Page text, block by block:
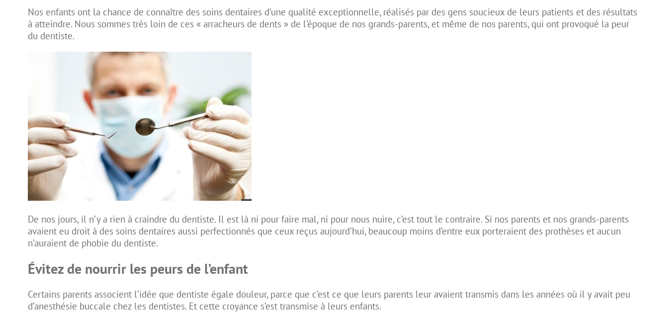
Nos enfants ont la chance de connaître des soins dentaires d’une qualité exceptionnelle, réalisés par des gens soucieux de leurs patients et des résultats
à atteindre. Nous sommes très loin de ces « arracheurs de dents » de l’époque de nos grands-parents, et même de nos parents, qui ont provoqué la peur
du dentiste.
De nos jours, il n’y a rien à craindre du dentiste. Il est là ni pour faire mal, ni pour nous nuire, c’est tout le contraire. Si nos parents et nos grands-parents
avaient eu droit à des soins dentaires aussi perfectionnés que ceux reçus aujourd’hui, beaucoup moins d’entre eux porteraient des prothèses et aucun
n’auraient de phobie du dentiste.
Évitez de nourrir les peurs de l’enfant
Certains parents associent l’idée que dentiste égale douleur, parce que c’est ce que leurs parents leur avaient transmis dans les années où il y avait peu
d’anesthésie buccale chez les dentistes. Et cette croyance s’est transmise à leurs enfants.